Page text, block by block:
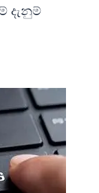
දැනුම්